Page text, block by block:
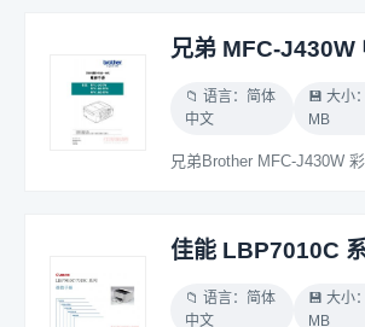
兄弟 MFC-J430W
📁 语言：简体
中文
💾 大小
MB
佳能 LBP7010C
📁 语言：简体
中文
💾 大小
MB